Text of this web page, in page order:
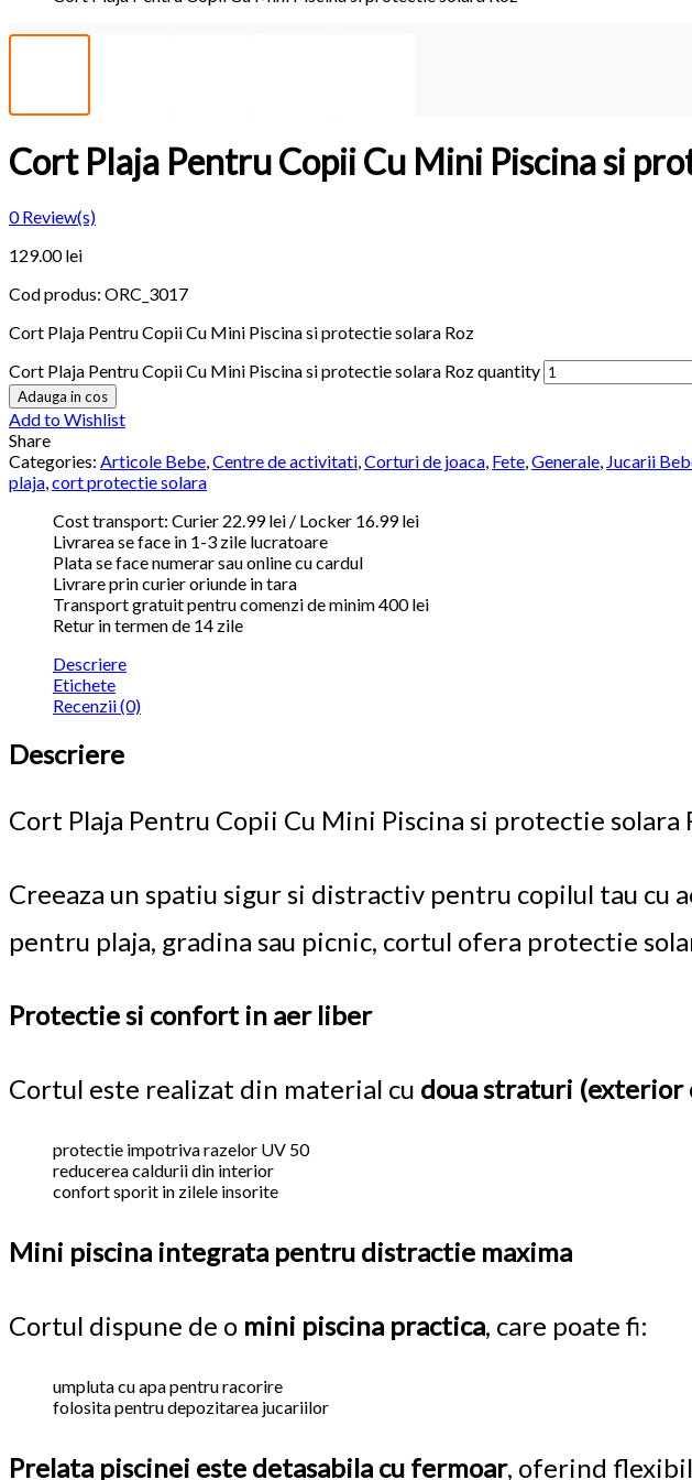
Cort Plaja Pentru Copii Cu Mini Piscina si
0Review(s)
129.00lei
Cod produs: ORC_3017
Cort Plaja Pentru Copii Cu Mini Piscina si protectie solara Roz
Cort Plaja Pentru Copii Cu Mini Piscina si protectie solara Roz quantity
Adauga in cos
Add to Wishlist
Share
Categories: Articole Bebe,Centre de activitati,Corturi de joaca, Fete,Generale, Jucarii
plaja,cort protectie solara
Cost transport: Curier 22.99 lei / Locker 16.99 lei
Livrarea se face in 1-3 zile lucratoare
Plata se face numerar sau online cu cardul
Livrare prin curier oriunde in tara
Transport gratuit pentru comenzi de minim 400 lei
Retur in termen de 14 zile
Descriere
Etichete
Recenzii (0)
Descriere
Cort Plaja Pentru Copii Cu Mini Piscina si protectie solara
Creeaza un spatiu sigur si distractiv pentru copilul tau cu
pentru plaja, gradina sau picnic, cortul ofera protectie
Protectie si confort in aer liber
Cortul este realizat din material cu doua straturi
protectie impotriva razelor UV 50
reducerea caldurii din interior
confort sporit in zilele insorite
Mini piscina integrata pentru distractie maxima
Cortul dispune de o mini piscina practica, care poate fi:
umpluta cu apa pentru racorire
folosita pentru depozitarea jucariilor
Prelata piscinei este detasabila cu fermoar, oferind